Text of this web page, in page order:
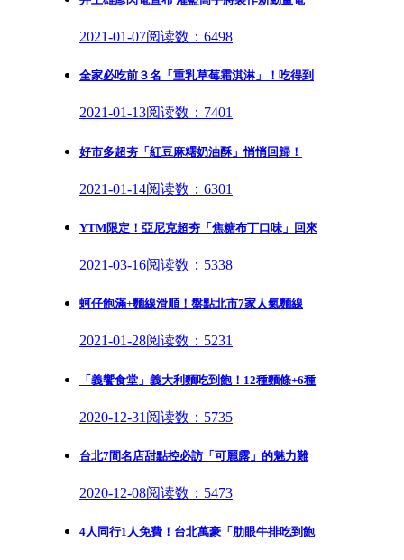
2021-01-07阅读数：6498
全家必吃前３名「重乳草莓霜淇淋」！吃得到
2021-01-13阅读数：7401
好市多超夯「紅豆麻糬奶油酥」悄悄回歸！
2021-01-14阅读数：6301
YTM限定！亞尼克超夯「焦糖布丁口味」回來
2021-03-16阅读数：5338
蚵仔飽滿+麵線滑順！盤點北市7家人氣麵線
2021-01-28阅读数：5231
「義饗食堂」義大利麵吃到飽！12種麵條+6種
2020-12-31 阅读数：5735
台北7間名店甜點控必訪「可麗露」的魅力難
2020-12-08阅读数：5473
4人同行1人免費！台北萬豪「肋眼牛排吃到飽